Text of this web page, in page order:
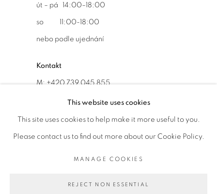
út – pá 14:00–18:00
so 11:00-18:00
nebo podle ujednání
Kontakt
M: +420 739 045 855
info@boldgallery.art
AUTORSKÁ PRÁVA VYHRAZENA © 2026 BOLD GALLERY
This website uses cookies
This site uses cookies to help make it more useful to you.
Please contact us to find out more about our Cookie Policy.
MANAGE COOKIES
REJECT NON ESSENTIAL